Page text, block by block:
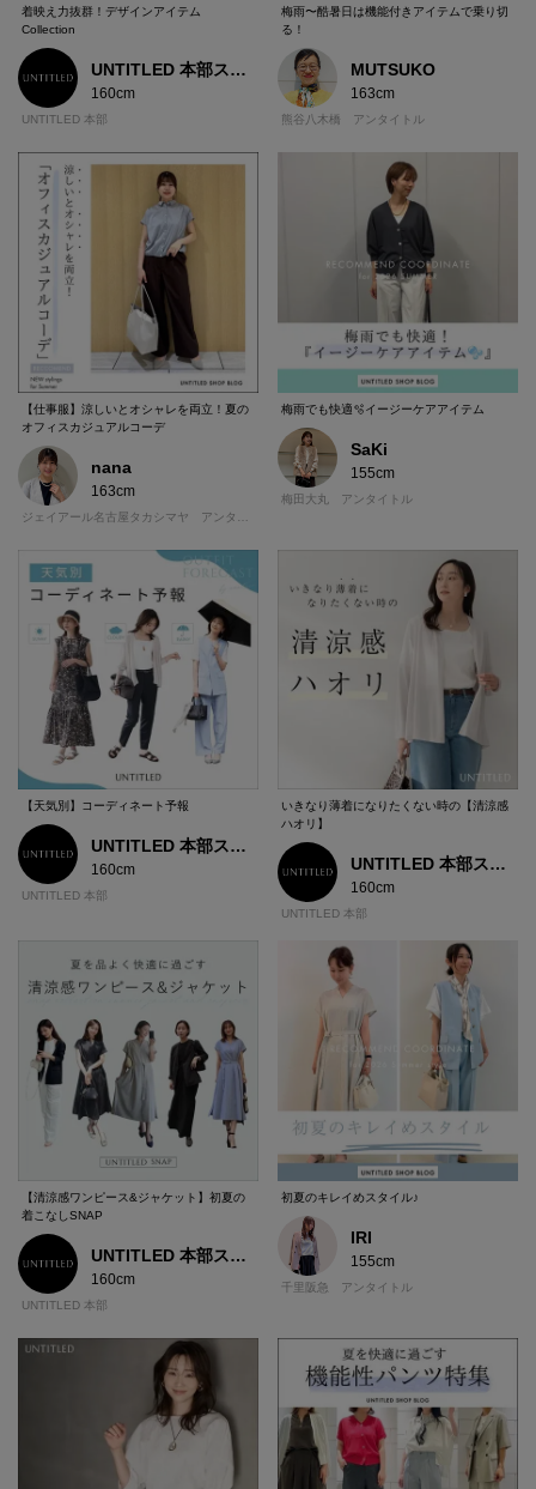
着映え力抜群！デザインアイテム
Collection
UNTITLED 本部スタッフ
160cm
UNTITLED 本部
梅雨〜酷暑日は機能付きアイテムで乗り切
る！
MUTSUKO
163cm
熊谷八木橋 アンタイトル
【仕事服】涼しいとオシャレを両立！夏の
オフィスカジュアルコーデ
nana
163cm
梅雨でも快適🫧イージーケアアイテム
SaKi
155cm
梅田大丸 アンタイトル
【天気別】コーディネート予報
UNTITLED 本部スタッフ
160cm
UNTITLED 本部
いきなり薄着になりたくない時の【清涼感
ハオリ】
UNTITLED 本部スタッフ
160cm
UNTITLED 本部
【清涼感ワンピース&ジャケット】初夏の
着こなしSNAP
UNTITLED 本部スタッフ
160cm
UNTITLED 本部
初夏のキレイめスタイル♪
IRI
155cm
千里阪急 アンタイトル